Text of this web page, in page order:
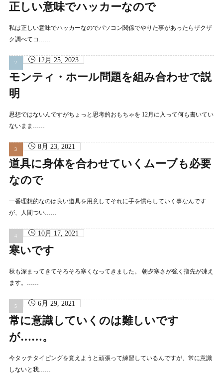
正しい意味でハッカーなので
私は正しい意味でハッカーなのでパソコン関係でやりた事があったらザクザ
ク調べてコ……
12月 25, 2023
モンティ・ホール問題を組み合わせで説
明
思想ではないんですがちょっと思考的おもちゃを 12月に入って何も書いてい
ないまま……
8月 23, 2021
道具に身体を合わせていくムーブも必要
なので
一番理想的なのは良い道具を用意してそれに手を慣らしていく事なんです
が、人間つい……
10月 17, 2021
寒いです
秋も深まってきてそろそろ寒くなってきました。 朝夕寒さが強く指先が凍え
ます。……
6月 29, 2021
常に意識していくのは難しいです
が……。
今タッチタイピングを覚えようと頑張って練習しているんですが、常に意識
しないと我……